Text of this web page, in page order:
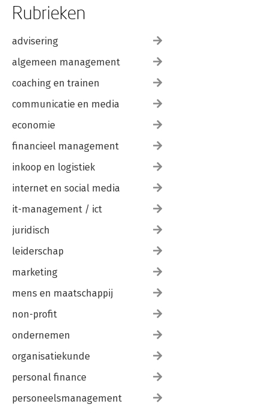
Rubrieken
advisering
algemeen management
coaching en trainen
communicatie en media
economie
financieel management
inkoop en logistiek
internet en social media
it-management / ict
juridisch
leiderschap
marketing
mens en maatschappij
non-profit
ondernemen
organisatiekunde
personal finance
personeelsmanagement